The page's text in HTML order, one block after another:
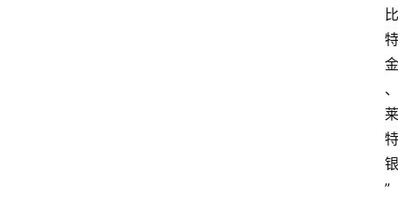
比
特
金
、
莱
特
银
”